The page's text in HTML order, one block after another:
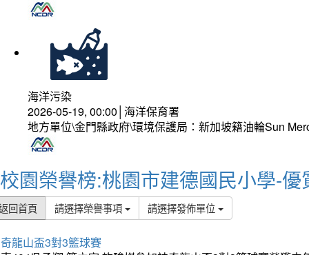
海洋污染
2026-05-19, 00:00│海洋保育署
地方單位\金門縣政府\環境保護局：新加坡籍油輪Sun
校園榮譽榜:桃園市建德國民小學-優
回首頁 請選擇榮譽事項 請選擇發佈單位
龍山盃3對3籃球賽